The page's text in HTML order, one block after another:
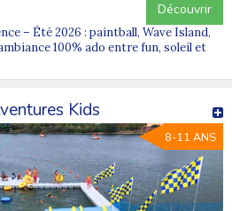
Découvrir
– Été 2026 : paintball, Wave Island,
100% ado entre fun, soleil et
Kids
8-11 ANS